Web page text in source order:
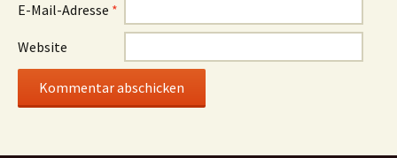
E-Mail-Adresse *
Website